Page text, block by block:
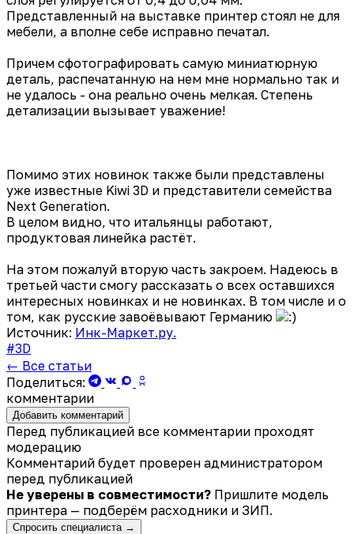
Представленный на выставке принтер стоял не для
мебели, а вполне себе исправно печатал.
Причем сфотографировать самую миниатюрную
деталь, распечатанную на нем мне нормально так и
не удалось - она реально очень мелкая. Степень
детализации вызывает уважение!
Помимо этих новинок также были представлены
уже известные Kiwi 3D и представители семейства
Next Generation.
В целом видно, что итальянцы работают,
продуктовая линейка растёт.
На этом пожалуй вторую часть закроем. Надеюсь в
третьей части смогу рассказать о всех оставшихся
интересных новинках и не новинках. В том числе и о
том, как русские завоёвывают Германию
Источник: Инк-Маркет.ру.
#3D
← Все статьи
Поделиться:
комментарии
Добавить комментарий
Перед публикацией все комментарии проходят
модерацию
Комментарий будет проверен администратором
перед публикацией
Не уверены в совместимости? Пришлите модель
принтера — подберём расходники и ЗИП.
Спросить специалиста →